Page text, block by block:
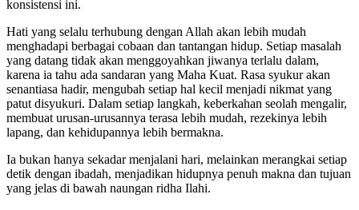
konsistensi ini.
Hati yang selalu terhubung dengan Allah akan lebih mudah
menghadapi berbagai cobaan dan tantangan hidup. Setiap masalah
yang datang tidak akan menggoyahkan jiwanya terlalu dalam,
karena ia tahu ada sandaran yang Maha Kuat. Rasa syukur akan
senantiasa hadir, mengubah setiap hal kecil menjadi nikmat yang
patut disyukuri. Dalam setiap langkah, keberkahan seolah mengalir,
membuat urusan-urusannya terasa lebih mudah, rezekinya lebih
lapang, dan kehidupannya lebih bermakna.
Ia bukan hanya sekadar menjalani hari, melainkan merangkai setiap
detik dengan ibadah, menjadikan hidupnya penuh makna dan tujuan
yang jelas di bawah naungan ridha Ilahi.